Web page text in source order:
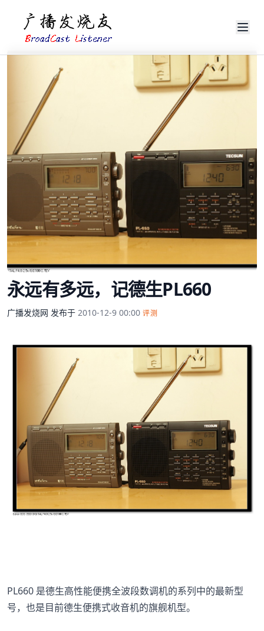
永远有多远，记德生PL660
广播发烧网 发布于 2010-12-9 00:00 评测
PL660 是德生高性能便携全波段数调机的系列中的最新型
号，也是目前德生便携式收音机的旗舰机型。